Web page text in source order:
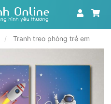
Tranh treo phòng trẻ em